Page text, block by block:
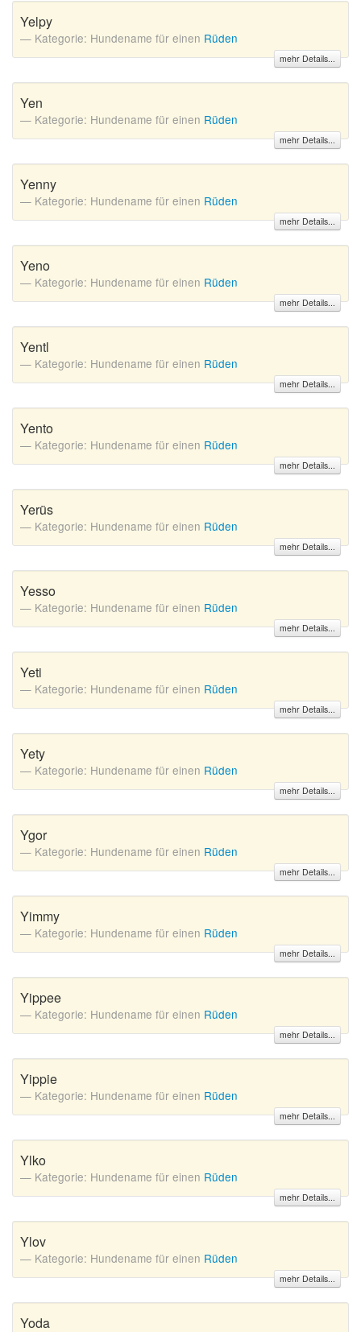
Yelpy
Kategorie: Hundename für einen Rüden
mehr Details...
Yen
Kategorie: Hundename für einen Rüden
mehr Details...
Yenny
Kategorie: Hundename für einen Rüden
mehr Details...
Yeno
Kategorie: Hundename für einen Rüden
mehr Details...
Yentl
Kategorie: Hundename für einen Rüden
mehr Details...
Yento
Kategorie: Hundename für einen Rüden
mehr Details...
Yerüs
Kategorie: Hundename für einen Rüden
mehr Details...
Yesso
Kategorie: Hundename für einen Rüden
mehr Details...
Yeti
Kategorie: Hundename für einen Rüden
mehr Details...
Yety
Kategorie: Hundename für einen Rüden
mehr Details...
Ygor
Kategorie: Hundename für einen Rüden
mehr Details...
Yimmy
Kategorie: Hundename für einen Rüden
mehr Details...
Yippee
Kategorie: Hundename für einen Rüden
mehr Details...
Yippie
Kategorie: Hundename für einen Rüden
mehr Details...
Ylko
Kategorie: Hundename für einen Rüden
mehr Details...
Ylov
Kategorie: Hundename für einen Rüden
mehr Details...
Yoda